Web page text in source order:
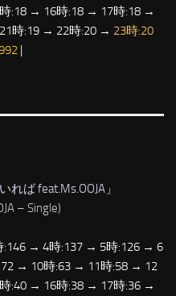
:18 → 16時:18 → 17時:18 →
時:19 → 22時:20 → 23時:20
|
れば feat.Ms.OOJA 」
– Single)
→ 4時:137 → 5時:126 → 6
→ 10時:63 → 11時:58 → 12
:40 → 16時:38 → 17時:36 →